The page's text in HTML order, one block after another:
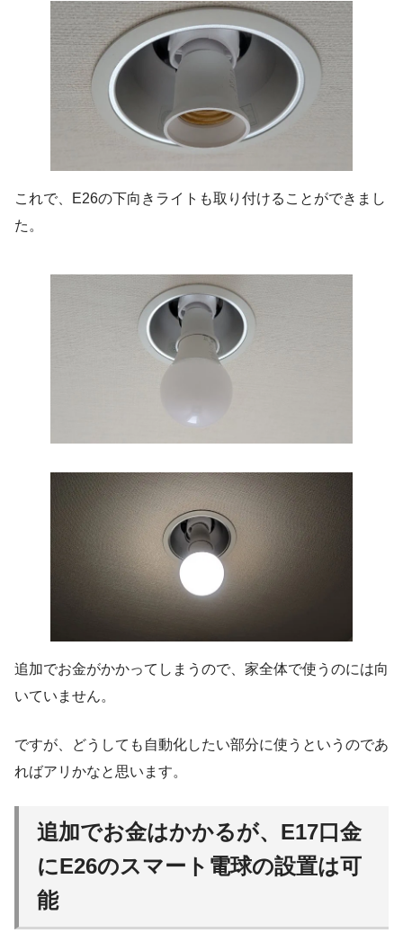
これで、E26の下向きライトも取り付けることができまし
た。
追加でお金がかかってしまうので、家全体で使うのには向
いていません。
ですが、どうしても自動化したい部分に使うというのであ
ればアリかなと思います。
追加でお金はかかるが、E17口金
にE26のスマート電球の設置は可
能